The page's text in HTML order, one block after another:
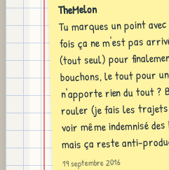
TheMelon
Tu marques un point
fois ça ne m'est pas
(tout seul) pour
bouchons, le tout pour
n'apporte rien du tout ?
rouler (je fais les
voir même indemnisé
mais ça reste anti-
19 septembre 2016